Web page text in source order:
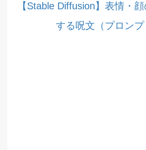
【Stable Diffusion】表情・
する呪文（プロンプ